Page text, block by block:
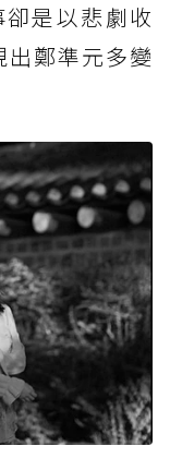
卻是以悲劇收
鄭準元多變